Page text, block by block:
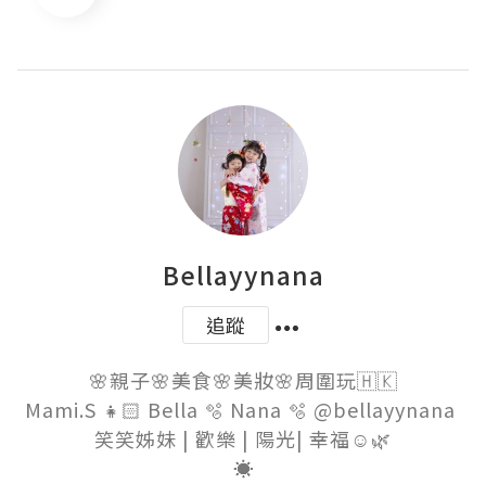
Bellayynana
追蹤
🌸親子🌸美食🌸美妝🌸周圍玩🇭🇰
Mami.S 👧🏻 Bella 🫧 Nana 🫧 @bellayynana
笑笑姊妹 | 歡樂 | 陽光| 幸福☺️🌿
☀️